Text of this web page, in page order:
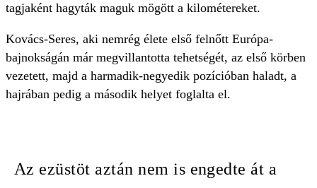
tagjaként hagyták maguk mögött a kilométereket.
Kovács-Seres, aki nemrég élete első felnőtt Európa-
bajnokságán már megvillantotta tehetségét, az első körben
vezetett, majd a harmadik-negyedik pozícióban haladt, a
hajrában pedig a második helyet foglalta el.
Az ezüstöt aztán nem is engedte át a